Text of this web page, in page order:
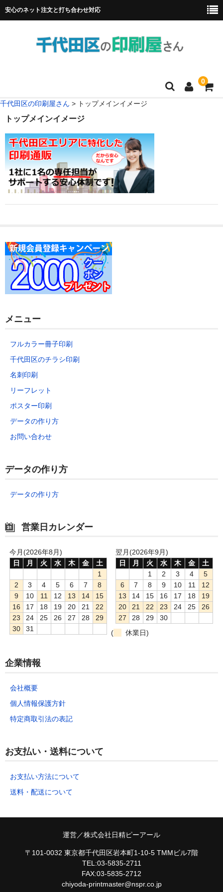
安心のネット注文と打ち合わせ対応
0
フルカラー冊子印刷
チラシ
名刺
リーフレット
お問い合わせ
千代田区の印刷屋さん > トップメインイメージ
トップメインイメージ
メニュー
フルカラー冊子印刷
千代田区のチラシ印刷
名刺印刷
リーフレット
ポスター印刷
データの作り方
お問い合わせ
データの作り方
データの作り方
営業日カレンダー
今月(2026年8月)
日
月 火 水 木 金
土
1
2
3 4 5 6 7
8
9
10 11 12 13 14
15
16
17 18 19 20 21
22
23
24 25 26 27 28
29
30
31
翌月(2026年9月)
日
月 火 水 木 金
土
1
2 3 4
5
6
7 8 9 10 11
12
13
14 15 16 17 18
19
20
21 22 23 24 25
26
27
28 29
30
(
休業日)
企業情報
会社概要
個人情報保護方針
特定商取引法の表記
お支払い・送料について
お支払い方法について
送料・配送について
運営／株式会社日精ピーアール
〒101-0032 東京都千代田区岩本町1-10-5 TMMビル7階
TEL:03-5835-2711
FAX:03-5835-2712
chiyoda-printmaster@nspr.co.jp